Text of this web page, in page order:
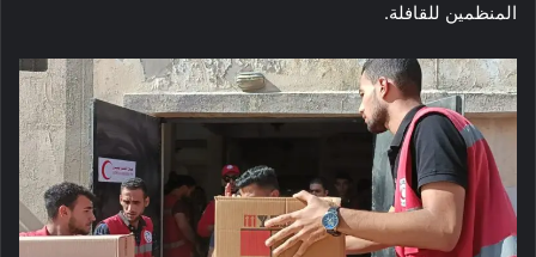
المنظمين للقافلة.